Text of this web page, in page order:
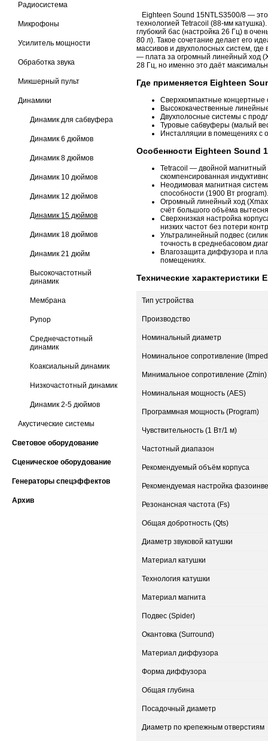
Радиосистема
Микрофоны
Усилитель мощности
Обработка звука
Микшерный пульт
Динамики
Динамик для сабвуфера
Динамик 6 дюймов
Динамик 8 дюймов
Динамик 10 дюймов
Динамик 12 дюймов
Динамик 15 дюймов
Динамик 18 дюймов
Динамик 21 дюйм
Высокочастотный
динамик
Мембрана
Рупор
Среднечастотный
динамик
Коаксиальный динамик
Низкочастотный динамик
Динамик 2-5 дюймов
Акустические системы
Световое оборудование
Сценическое оборудование
Генераторы спецэффектов
Архив
Eighteen Sound 15NTLS3500/8 —
технологией Tetracoil (88-мм
глубокий бас (настройка 26 Гц) в
80 л). Такое сочетание делает его
массивов и двухполосных систем,
— плата за огромный линейный ход
28 Гц, но именно это даёт
Где применяется Eighteen
Сверхкомпактные
Высококачественные
Двухполосные системы с
Туровые сабвуферы (малый
Инсталляции в помещениях с
Особенности Eighteen Sound
Tetracoil — двойной
скомпенсированная
Неодимовая магнитная
способности (1900 Вт program).
Огромный линейный ход
счёт большого объёма
Сверхнизкая настройка
низких частот без потери
Ультралинейный подвес
точность в среднебасовом
Влагозащита диффузора и
помещениях.
Технические характеристики
Тип устройства
Производство
Номинальный диаметр
Номинальное сопротивление
Минимальное сопротивление (Zmin)
Номинальная мощность (AES)
Программная мощность (Program)
Чувствительность (1 Вт/1 м)
Частотный диапазон
Рекомендуемый объём корпуса
Рекомендуемая настройка
Резонансная частота (Fs)
Общая добротность (Qts)
Диаметр звуковой катушки
Материал катушки
Технология катушки
Материал магнита
Подвес (Spider)
Окантовка (Surround)
Материал диффузора
Форма диффузора
Общая глубина
Посадочный диаметр
Диаметр по крепежным отверстиям